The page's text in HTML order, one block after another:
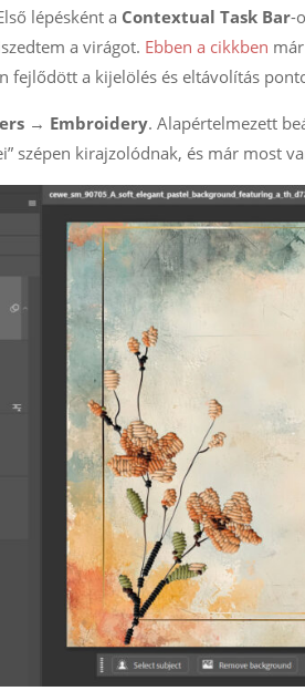
lépésként a Contextual Task Bar-
a virágot. Ebben a cikkben
fejlődött a kijelölés és eltávolítás
→ Embroidery. Alapértelmezett
szépen kirajzolódnak, és már most